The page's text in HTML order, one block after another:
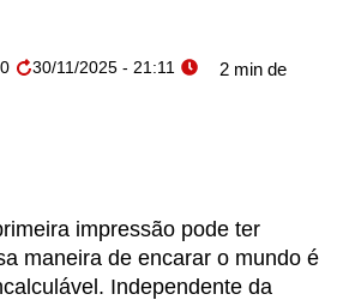
30/11/2025 - 21:11
impressão pode ter
maneira de encarar o mundo é
Independente da